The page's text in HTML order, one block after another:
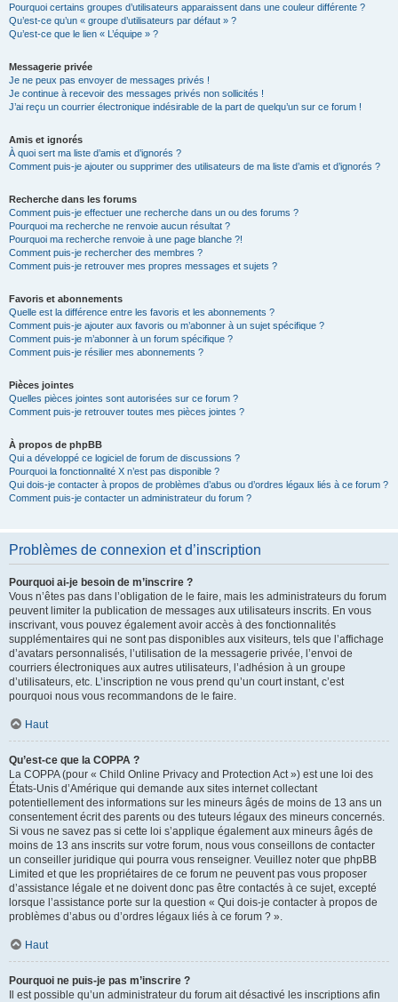
Pourquoi certains groupes d’utilisateurs apparaissent dans une couleur différente ?
Qu’est-ce qu’un « groupe d’utilisateurs par défaut » ?
Qu’est-ce que le lien « L’équipe » ?
Messagerie privée
Je ne peux pas envoyer de messages privés !
Je continue à recevoir des messages privés non sollicités !
J’ai reçu un courrier électronique indésirable de la part de quelqu’un sur ce forum !
Amis et ignorés
À quoi sert ma liste d’amis et d’ignorés ?
Comment puis-je ajouter ou supprimer des utilisateurs de ma liste d’amis et d’ignorés ?
Recherche dans les forums
Comment puis-je effectuer une recherche dans un ou des forums ?
Pourquoi ma recherche ne renvoie aucun résultat ?
Pourquoi ma recherche renvoie à une page blanche ?!
Comment puis-je rechercher des membres ?
Comment puis-je retrouver mes propres messages et sujets ?
Favoris et abonnements
Quelle est la différence entre les favoris et les abonnements ?
Comment puis-je ajouter aux favoris ou m’abonner à un sujet spécifique ?
Comment puis-je m’abonner à un forum spécifique ?
Comment puis-je résilier mes abonnements ?
Pièces jointes
Quelles pièces jointes sont autorisées sur ce forum ?
Comment puis-je retrouver toutes mes pièces jointes ?
À propos de phpBB
Qui a développé ce logiciel de forum de discussions ?
Pourquoi la fonctionnalité X n’est pas disponible ?
Qui dois-je contacter à propos de problèmes d’abus ou d’ordres légaux liés à ce forum ?
Comment puis-je contacter un administrateur du forum ?
Problèmes de connexion et d’inscription
Pourquoi ai-je besoin de m’inscrire ?
Vous n’êtes pas dans l’obligation de le faire, mais les administrateurs du forum
peuvent limiter la publication de messages aux utilisateurs inscrits. En vous
inscrivant, vous pouvez également avoir accès à des fonctionnalités
supplémentaires qui ne sont pas disponibles aux visiteurs, tels que l’affichage
d’avatars personnalisés, l’utilisation de la messagerie privée, l’envoi de
courriers électroniques aux autres utilisateurs, l’adhésion à un groupe
d’utilisateurs, etc. L’inscription ne vous prend qu’un court instant, c’est
pourquoi nous vous recommandons de le faire.
Haut
Qu’est-ce que la COPPA ?
La COPPA (pour « Child Online Privacy and Protection Act ») est une loi des
États-Unis d’Amérique qui demande aux sites internet collectant
potentiellement des informations sur les mineurs âgés de moins de 13 ans un
consentement écrit des parents ou des tuteurs légaux des mineurs concernés.
Si vous ne savez pas si cette loi s’applique également aux mineurs âgés de
moins de 13 ans inscrits sur votre forum, nous vous conseillons de contacter
un conseiller juridique qui pourra vous renseigner. Veuillez noter que phpBB
Limited et que les propriétaires de ce forum ne peuvent pas vous proposer
d’assistance légale et ne doivent donc pas être contactés à ce sujet, excepté
lorsque l’assistance porte sur la question « Qui dois-je contacter à propos de
problèmes d’abus ou d’ordres légaux liés à ce forum ? ».
Haut
Pourquoi ne puis-je pas m’inscrire ?
Il est possible qu’un administrateur du forum ait désactivé les inscriptions afin